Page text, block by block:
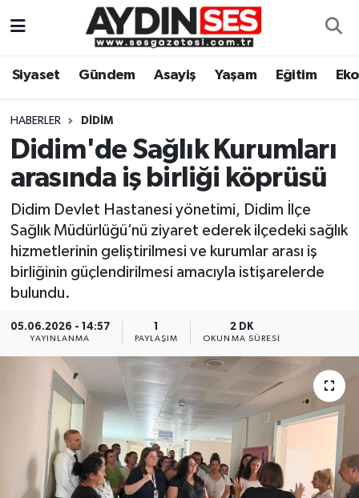
Siyaset Gündem Asayiş Yaşam Eğitim
HABERLER DIDIM
Didim'de Sağlık Kurumları
arasında iş birliği köprüsü
Didim Devlet Hastanesi yönetimi, Didim İlçe
Sağlık Müdürlüğü’nü ziyaret ederek ilçedeki sağlık
hizmetlerinin geliştirilmesi ve kurumlar arası iş
birliğinin güçlendirilmesi amacıyla istişarelerde
bulundu.
05.06.2026 - 14:57
YAYINLANMA PAYLAŞIM
2 DK
OKUNMA SÜRESI
Gündem
Siyaset
Ekonomi
Yaşam
Eğitim
Aydın Hava Durumu
Aydin Namaz Vakitleri
Aydın Trafik Yoğunluk Haritası
Süper Lig Puan Durumu ve Fikstür
Tüm Manşetler